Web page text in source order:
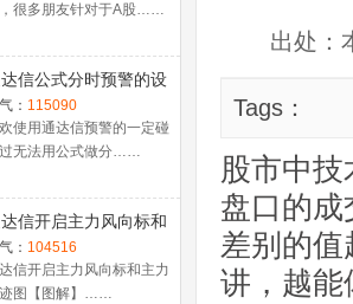
很多朋友针对于A股……
信公式分时预警的设
： 115090
使用通达信预警的一定碰
无法用公式做分……
信开启主力风向标和
力轨迹图【图解】
： 104516
信开启主力风向标和主力
图【图解】……
出处：
Tags：
股市中
盘口的
差别的
讲，越能